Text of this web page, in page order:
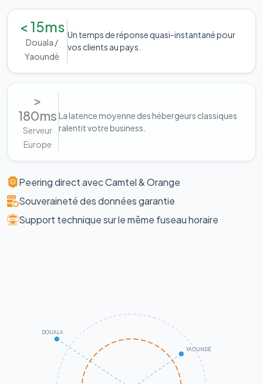
< 15ms
Douala /
Yaoundé
Un temps de réponse quasi-instantané pour
vos clients au pays.
>
180ms
Serveur
Europe
La latence moyenne des hébergeurs classiques
ralentit votre business.
Peering direct avec Camtel & Orange
Souveraineté des données garantie
Support technique sur le même fuseau horaire
DOUALA
YAOUNDÉ